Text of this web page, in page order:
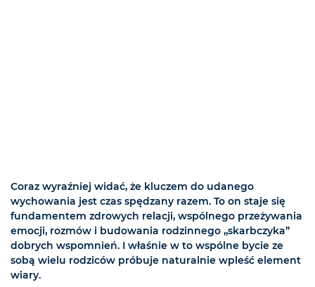
Coraz wyraźniej widać, że kluczem do udanego
wychowania jest czas spędzany razem. To on staje się
fundamentem zdrowych relacji, wspólnego przeżywania
emocji, rozmów i budowania rodzinnego „skarbczyka”
dobrych wspomnień. I właśnie w to wspólne bycie ze
sobą wielu rodziców próbuje naturalnie wpleść element
wiary.